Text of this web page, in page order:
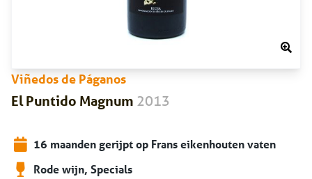
Viñedos de Páganos
El Puntido Magnum 2013
16 maanden gerijpt op Frans eikenhouten vaten
Rode wijn, Specials